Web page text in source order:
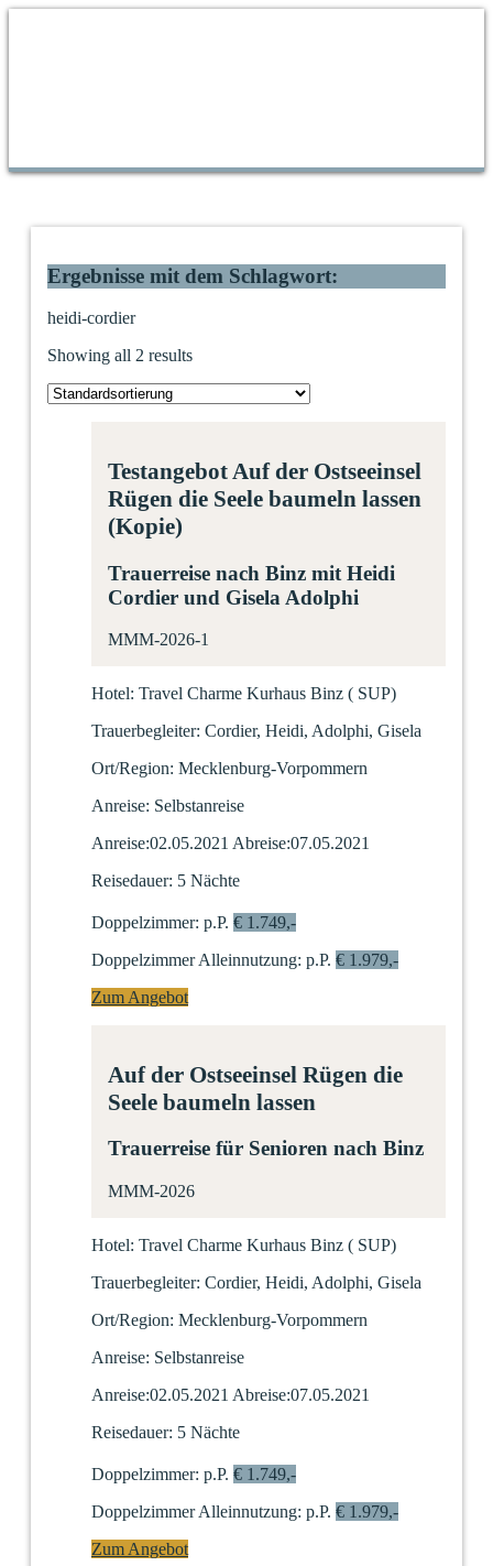
Ergebnisse mit dem Schlagwort:
heidi-cordier
Showing all 2 results
Testangebot Auf der Ostseeinsel
Rügen die Seele baumeln lassen
(Kopie)
Trauerreise nach Binz mit Heidi
Cordier und Gisela Adolphi
MMM-2026-1
Hotel: Travel Charme Kurhaus Binz ( SUP)
Trauerbegleiter: Cordier, Heidi, Adolphi, Gisela
Ort/Region: Mecklenburg-Vorpommern
Anreise: Selbstanreise
Anreise:02.05.2021 Abreise:07.05.2021
Reisedauer: 5 Nächte
Doppelzimmer: p.P. € 1.749,-
Doppelzimmer Alleinnutzung: p.P. € 1.979,-
Zum Angebot
Auf der Ostseeinsel Rügen die
Seele baumeln lassen
Trauerreise für Senioren nach Binz
MMM-2026
Hotel: Travel Charme Kurhaus Binz ( SUP)
Trauerbegleiter: Cordier, Heidi, Adolphi, Gisela
Ort/Region: Mecklenburg-Vorpommern
Anreise: Selbstanreise
Anreise:02.05.2021 Abreise:07.05.2021
Reisedauer: 5 Nächte
Doppelzimmer: p.P. € 1.749,-
Doppelzimmer Alleinnutzung: p.P. € 1.979,-
Zum Angebot